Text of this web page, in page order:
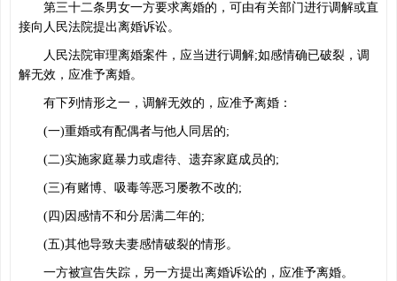
第三十二条男女一方要求离婚的，可由有关部门进行调解或直
接向人民法院提出离婚诉讼。
人民法院审理离婚案件，应当进行调解;如感情确已破裂，调
解无效，应准予离婚。
有下列情形之一，调解无效的，应准予离婚：
(一)重婚或有配偶者与他人同居的;
(二)实施家庭暴力或虐待、遗弃家庭成员的;
(三)有赌博、吸毒等恶习屡教不改的;
(四)因感情不和分居满二年的;
(五)其他导致夫妻感情破裂的情形。
一方被宣告失踪，另一方提出离婚诉讼的，应准予离婚。